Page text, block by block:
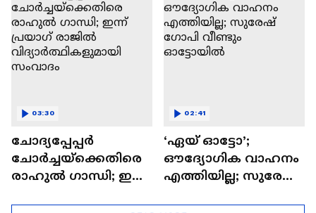
തെരച്ചിൽ
അവസാനിപ്പിച്ച്
കോസ്റ്
കസ്റ്റഡിയിൽ
ചോദ്യപ്പേപ്പർ
ചോർച്ചയ്‌ക്കെതിരെ
രാഹുൽ ഗാന്ധി; ഇന്ന്
03:30
‘ഏയ് ഓട്ടോ’;
ഔദ്യോഗിക വാഹനം
എത്തിയില്ല; സുരേഷ്
02:41